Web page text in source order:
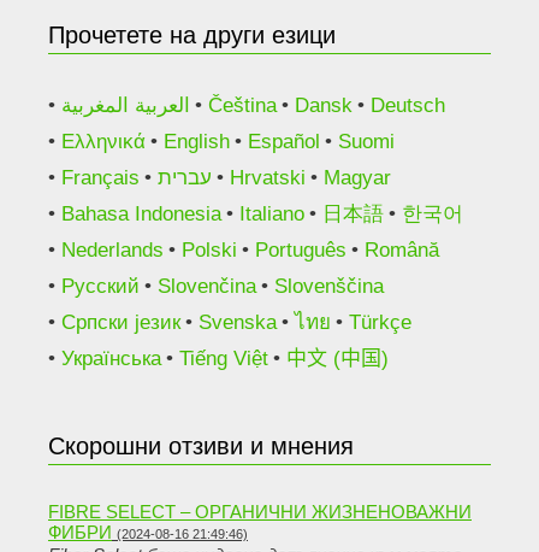
Прочетете на други езици
العربية المغربية Čeština Dansk
Deutsch
Ελληνικά
English Español
Suomi
Français
עברית Hrvatski
Magyar
Bahasa Indonesia
Italiano 日本語
한국어
Nederlands
Polski Português
Română
Русский
Slovenčina
Slovenščina
Српски језик
Svenska ไทย
Türkçe
Українська
Tiếng Việt 中文 (中国)
Скорошни отзиви и мнения
FIBRE SELECT – ОРГАНИЧНИ ЖИЗНЕНОВАЖНИ
ФИБРИ (2024-08-16 21:49:46)